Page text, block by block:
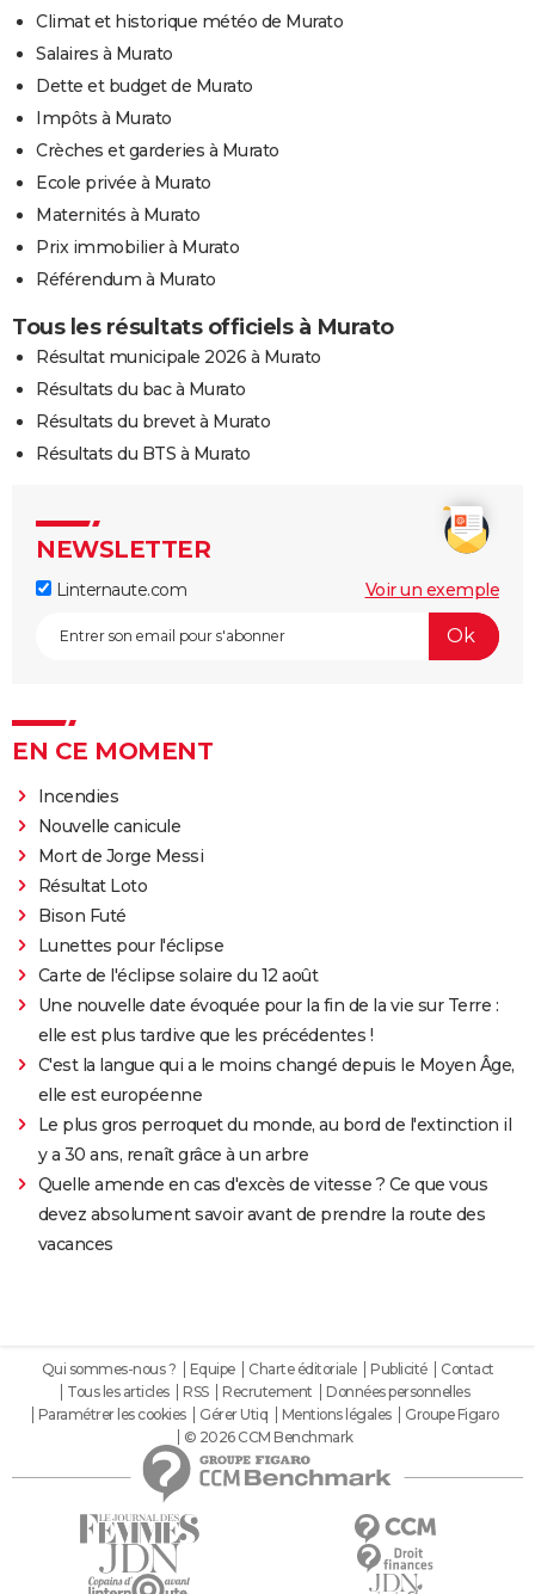
Climat et historique météo de Murato
Salaires à Murato
Dette et budget de Murato
Impôts à Murato
Crèches et garderies à Murato
Ecole privée à Murato
Maternités à Murato
Prix immobilier à Murato
Référendum à Murato
Tous les résultats officiels à Murato
Résultat municipale 2026 à Murato
Résultats du bac à Murato
Résultats du brevet à Murato
Résultats du BTS à Murato
NEWSLETTER
Linternaute.com Voir un exemple
EN CE MOMENT
Incendies
Nouvelle canicule
Mort de Jorge Messi
Résultat Loto
Bison Futé
Lunettes pour l'éclipse
Carte de l'éclipse solaire du 12 août
Une nouvelle date évoquée pour la fin de la vie sur Terre :
elle est plus tardive que les précédentes !
C'est la langue qui a le moins changé depuis le Moyen Âge,
elle est européenne
Le plus gros perroquet du monde, au bord de l'extinction il
y a 30 ans, renaît grâce à un arbre
Quelle amende en cas d'excès de vitesse ? Ce que vous
devez absolument savoir avant de prendre la route des
vacances
Qui sommes-nous ? Equipe Charte éditoriale Publicité
Contact
Tous les articles
RSS Recrutement
Données personnelles
Paramétrer les cookies
Gérer Utiq Mentions légales
Groupe Figaro
© 2026 CCM Benchmark